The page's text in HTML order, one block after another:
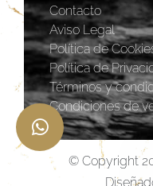
Contacto
Aviso Legal
Política de
Política de
Términos y
Condiciones de
© Copyright